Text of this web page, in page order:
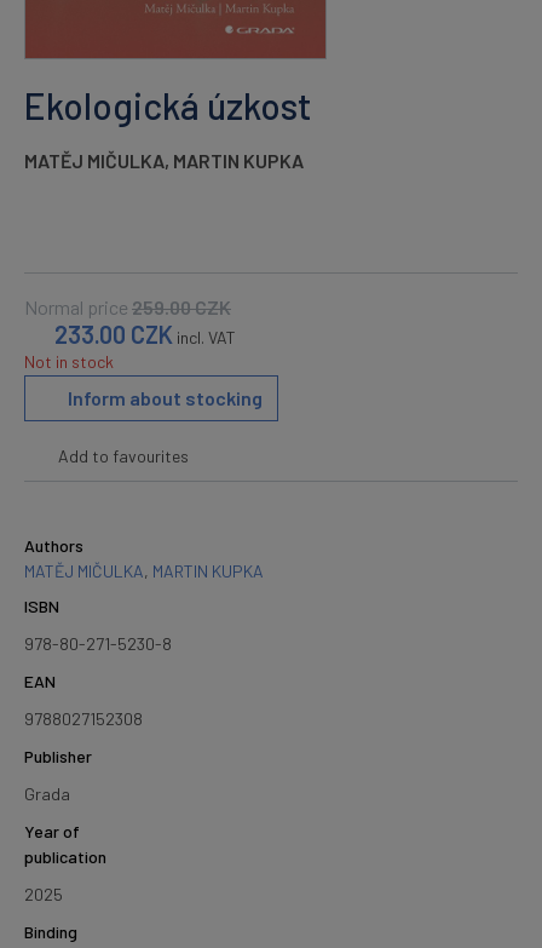
Ekologická úzkost
MATĚJ MIČULKA, MARTIN KUPKA
Normal price 259.00CZK
233.00 CZK incl. VAT
Not in stock
Inform about stocking
Add to favourites
Authors
MATĚJ MIČULKA, MARTIN KUPKA
ISBN
978-80-271-5230-8
EAN
9788027152308
Publisher
Grada
Year of
publication
2025
Binding